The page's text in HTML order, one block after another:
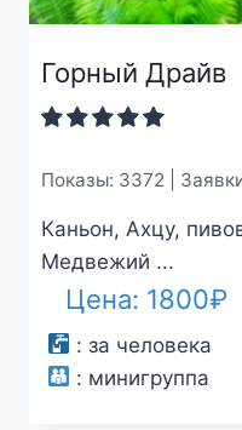
Горный Драйв
Показы: 3372 |
Каньон, Ахцу,
Медвежий ...
Цена: 1800₽
: за человека
: минигруппа